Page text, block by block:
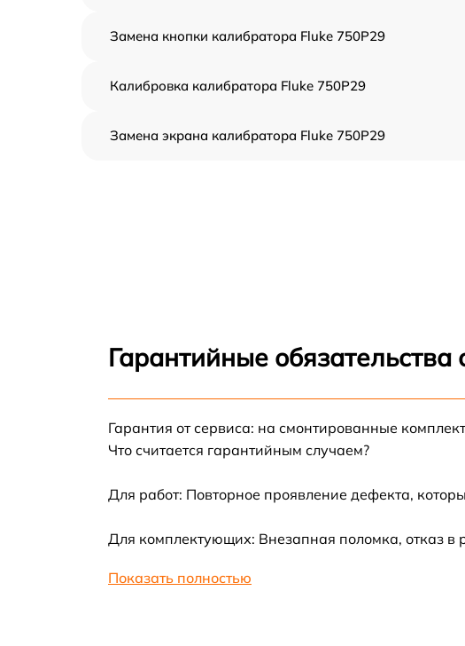
Замена кнопки калибратора Fluke 750P29
Калибровка калибратора Fluke 750P29
Замена экрана калибратора Fluke 750P29
Гарантийные
Гарантия от сервиса: на смонтированные
Что считается гарантийным случаем?
Для работ: Повторное проявление дефекта,
Для комплектующих: Внезапная поломка, отказ в
Показать полностью